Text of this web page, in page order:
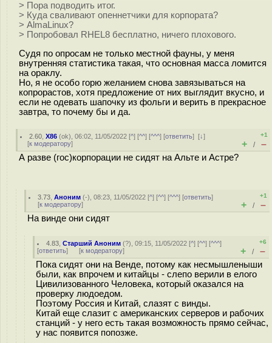
> Пора подводить итог.
> Куда сваливают опеннетчики для корпората?
> AlmaLinux?
> Попробовал RHEL8 бесплатно, ничего плохового.
Судя по опросам не только местной фауны, у меня
внутренняя статистика такая, что основная масса ломится
на ораклу.
Но, я не особо горю желанием снова завязываться на
копрорастов, хотя предложение от них выглядит вкусно, и
если не одевать шапочку из фольги и верить в прекрасное
завтра, то почему бы и да.
2.60 ,X86 (ok), 06:02, 11/05/2022 [^] [^^] [^^^] [ответить][↓]
[к модератору]
+1
+ / –
А разве (гос)корпорации не сидят на Альте и Астре?
3.73 ,Аноним (-), 08:23, 11/05/2022 [^] [^^] [^^^] [ответить]
[к модератору]
+1
+ / –
На винде они сидят
4.83 ,Старший Аноним (?), 09:15, 11/05/2022 [^] [^^] [^^^]
[ответить] [к модератору]
+6
+ / –
Пока сидят они на Венде, потому как несмышленыши
были, как впрочем и китайцы - слепо верили в елого
Цивилизованного Человека, который оказался на
проверку людоедом.
Поэтому Россия и Китай, слазят с винды.
Китай еще слазит с американских серверов и рабочих
станций - у него есть такая возможность прямо сейчас,
у нас появится попозже.